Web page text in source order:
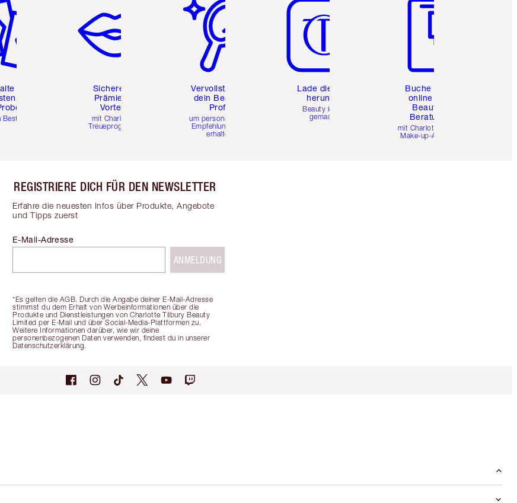
zwei
Sichere dir
Prämien &
Vorteile
mit Charlottes
Treueprogramm
Vervollständige
dein Beauty-
Profil
um personalisierte
Empfehlungen zu
erhalten
Lade die App
herunter
Beauty leicht
gemacht
Buche eine
online 1:1
Beauty-
Beratung
mit Charlottes Pro
Make-up-Artists.
REGISTRIERE DICH FÜR DEN NEWSLETTER
Erfahre die neuesten Infos über Produkte, Angebote
und Tipps zuerst
*Es gelten die AGB. Durch die Angabe deiner E-Mail-Adresse
stimmst du dem Erhalt von Werbeinformationen über die
Produkte und Dienstleistungen von Charlotte Tilbury Beauty
Limited per E-Mail und über Social-Media-Plattformen zu.
Weitere Informationen darüber, wie wir deine
personenbezogenen Daten verwenden, findest du in unserer
Datenschutzerklärung.
E-Mail-Adresse
ANMELDUNG